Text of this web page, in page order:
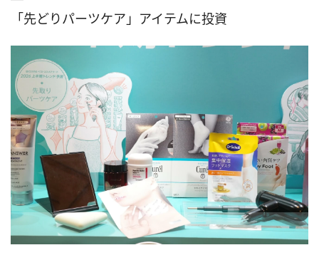
「先どりパーツケア」アイテムに投資